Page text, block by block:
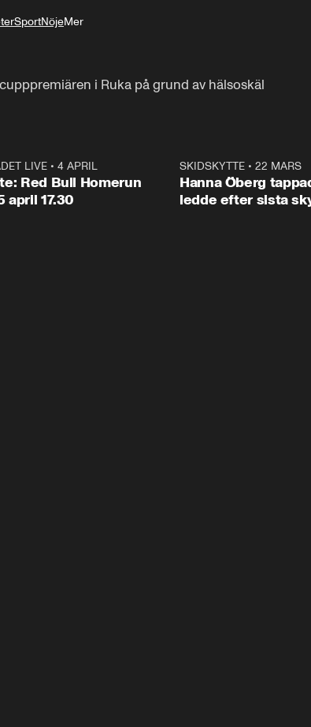
SportNöjeMer
i Ruka på grund av hälsoskäl
LIVE •4 APRIL
Red Bull Homerun
april 17.30
SKIDSKYTTE• 22 MARS
Hanna Öberg
ledde efter sista